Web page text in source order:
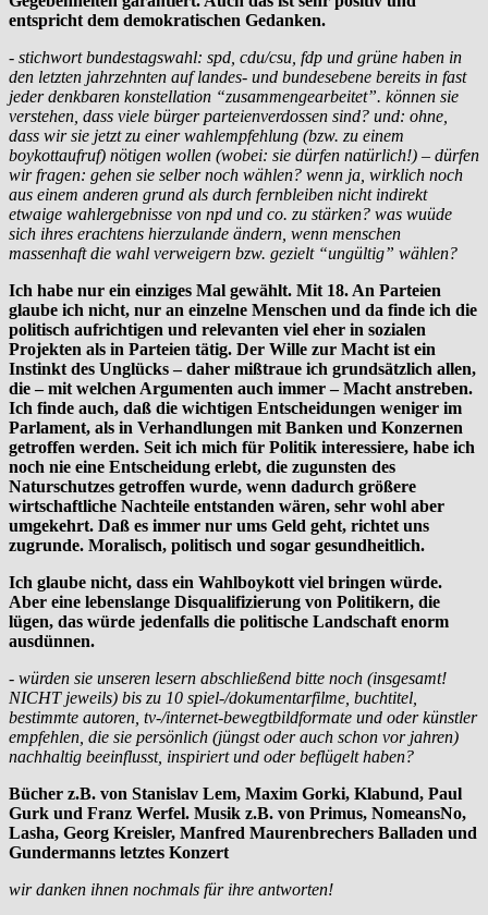
entspricht dem demokratischen Gedanken.
- stichwort bundestagswahl: spd, cdu/csu, fdp und grüne haben in
den letzten jahrzehnten auf landes- und bundesebene bereits in fast
jeder denkbaren konstellation “zusammengearbeitet”. können sie
verstehen, dass viele bürger parteienverdossen sind? und: ohne,
dass wir sie jetzt zu einer wahlempfehlung (bzw. zu einem
boykottaufruf) nötigen wollen (wobei: sie dürfen natürlich!) – dürfen
wir fragen: gehen sie selber noch wählen? wenn ja, wirklich noch
aus einem anderen grund als durch fernbleiben nicht indirekt
etwaige wahlergebnisse von npd und co. zu stärken? was wuüde
sich ihres erachtens hierzulande ändern, wenn menschen
massenhaft die wahl verweigern bzw. gezielt “ungültig” wählen?
Ich habe nur ein einziges Mal gewählt. Mit 18. An Parteien
glaube ich nicht, nur an einzelne Menschen und da finde ich die
politisch aufrichtigen und relevanten viel eher in sozialen
Projekten als in Parteien tätig. Der Wille zur Macht ist ein
Instinkt des Unglücks – daher mißtraue ich grundsätzlich allen,
die – mit welchen Argumenten auch immer – Macht anstreben.
Ich finde auch, daß die wichtigen Entscheidungen weniger im
Parlament, als in Verhandlungen mit Banken und Konzernen
getroffen werden. Seit ich mich für Politik interessiere, habe ich
noch nie eine Entscheidung erlebt, die zugunsten des
Naturschutzes getroffen wurde, wenn dadurch größere
wirtschaftliche Nachteile entstanden wären, sehr wohl aber
umgekehrt. Daß es immer nur ums Geld geht, richtet uns
zugrunde. Moralisch, politisch und sogar gesundheitlich.
Ich glaube nicht, dass ein Wahlboykott viel bringen würde.
Aber eine lebenslange Disqualifizierung von Politikern, die
lügen, das würde jedenfalls die politische Landschaft enorm
ausdünnen.
- würden sie unseren lesern abschließend bitte noch (insgesamt!
NICHT jeweils) bis zu 10 spiel-/dokumentarfilme, buchtitel,
bestimmte autoren, tv-/internet-bewegtbildformate und oder künstler
empfehlen, die sie persönlich (jüngst oder auch schon vor jahren)
nachhaltig beeinflusst, inspiriert und oder beflügelt haben?
Bücher z.B. von Stanislav Lem, Maxim Gorki, Klabund, Paul
Gurk und Franz Werfel. Musik z.B. von Primus, NomeansNo,
Lasha, Georg Kreisler, Manfred Maurenbrechers Balladen und
Gundermanns letztes Konzert
wir danken ihnen nochmals für ihre antworten!